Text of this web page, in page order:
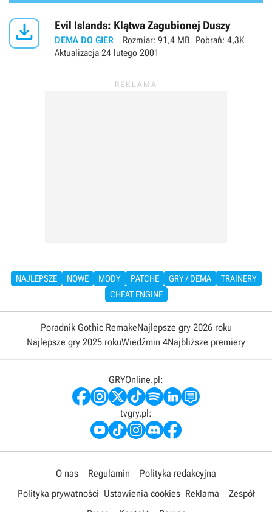
 Evil Islands: Klątwa Zagubionej Duszy
DEMA DO GIER Rozmiar: 91,4 MB Pobrań: 4,3K
Aktualizacja 24 lutego 2001
NAJLEPSZE NOWE MODY PATCHE GRY / DEMA
TRAINERY
CHEAT ENGINE
Poradnik Gothic RemakeNajlepsze gry 2026 roku
Najlepsze gry 2025 rokuWiedźmin 4Najbliższe premiery
GRYOnline.pl:
tvgry.pl:
O nas Regulamin
Polityka redakcyjna
Polityka prywatności Ustawienia cookies Reklama
Zespół